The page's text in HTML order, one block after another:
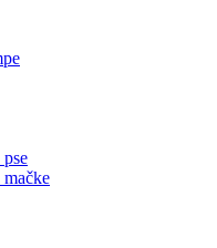
mačke